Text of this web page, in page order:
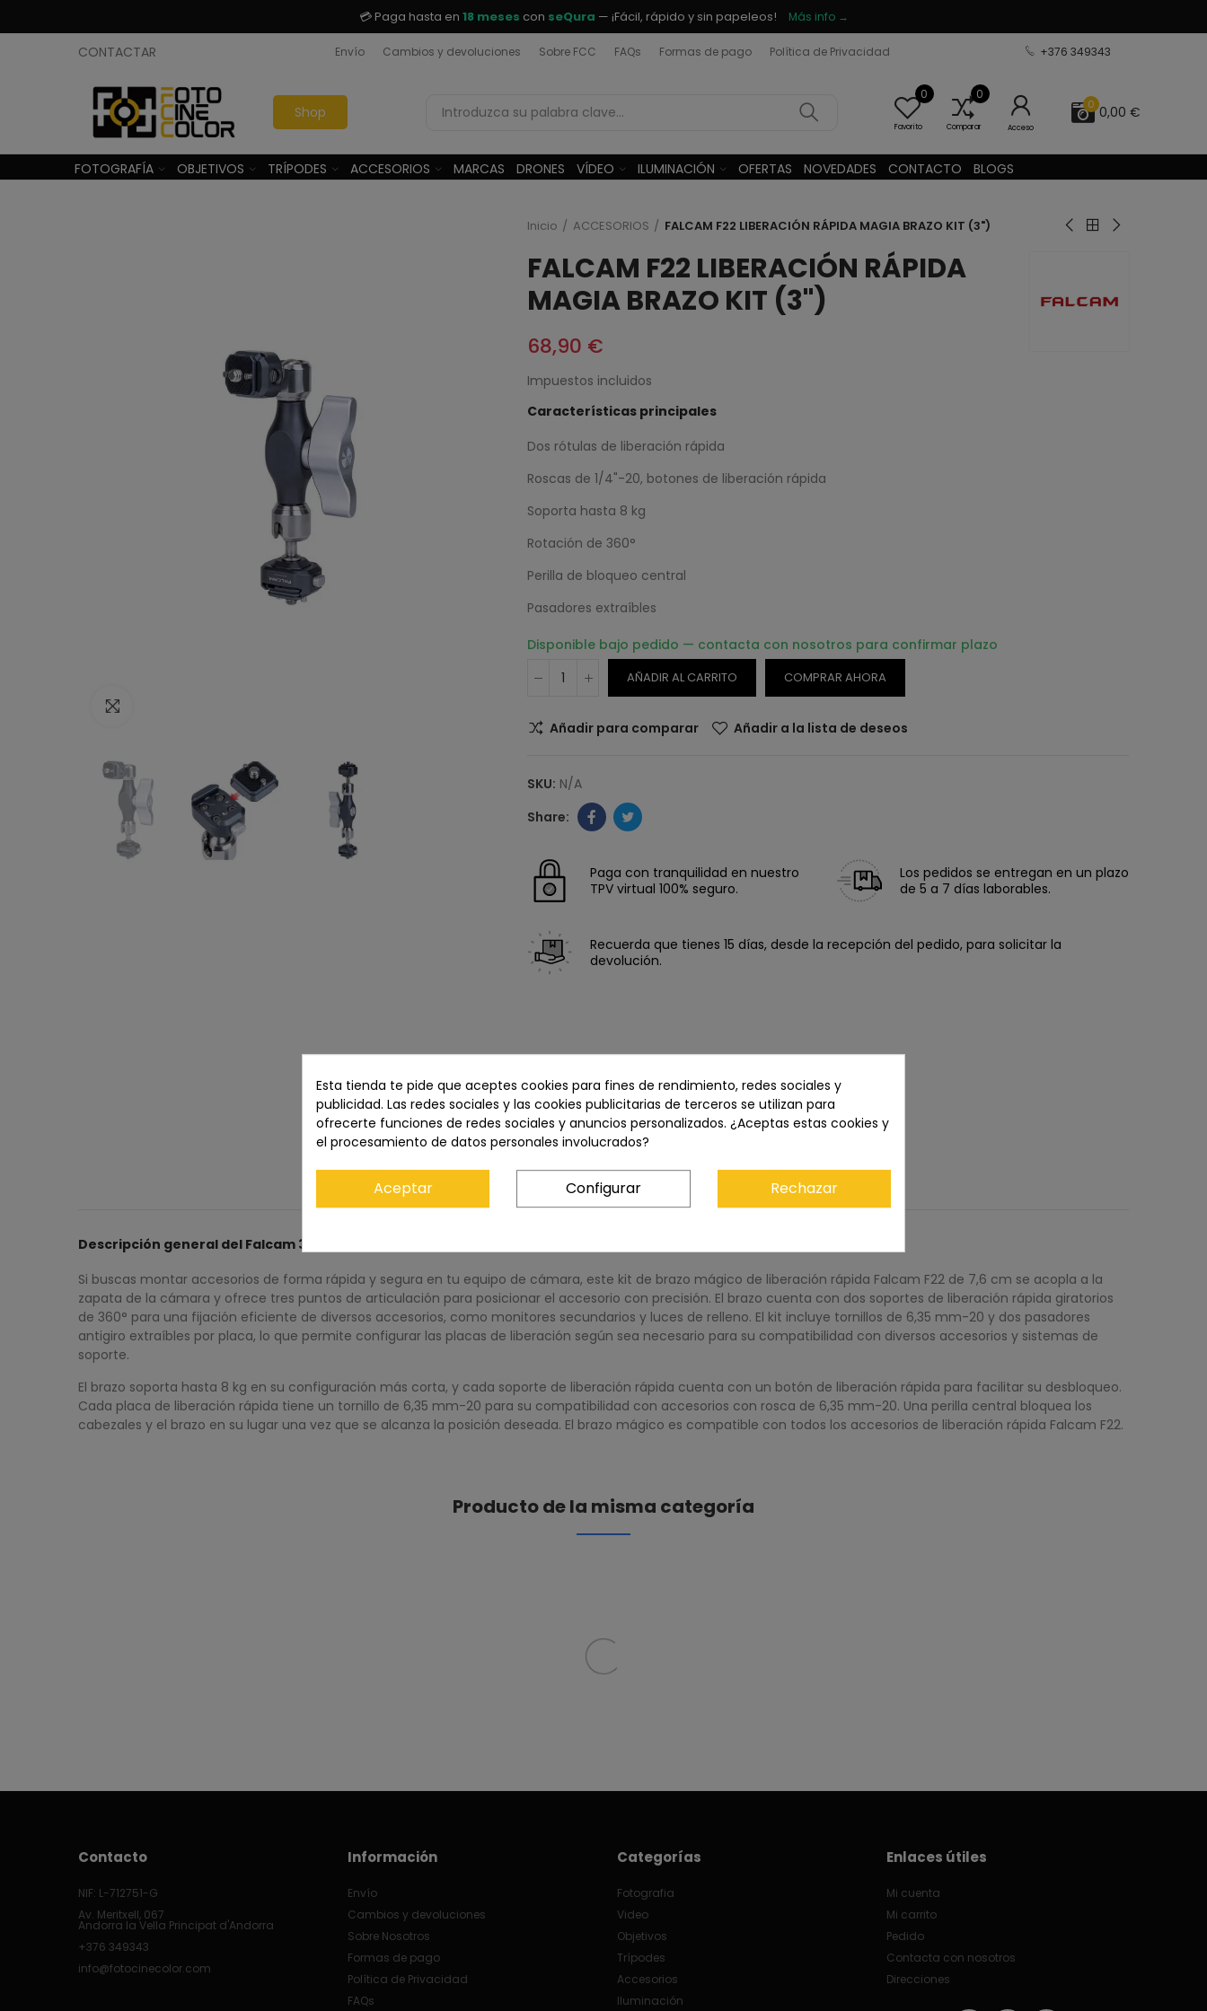
💳 Paga hasta en 18 meses con seQura — ¡Fácil, rápido y sin papeleos! Más info →
CONTACTAR Envío Cambios y devoluciones Sobre FCC FAQs Formas de pago Política de Privacidad +376 349343
Shop
0
Favorito
0
Comparar Acceso
0 0,00 €
FOTOGRAFÍA OBJETIVOS TRÍPODES ACCESORIOS MARCAS DRONES VÍDEO ILUMINACIÓN OFERTAS NOVEDADES CONTACTO BLOGS
Inicio ACCESORIOS FALCAM F22 LIBERACIÓN RÁPIDA MAGIA BRAZO KIT (3")
FALCAM F22 LIBERACIÓN RÁPIDA
MAGIA BRAZO KIT (3")
68,90 €
Impuestos incluidos
Características principales
Dos rótulas de liberación rápida
Roscas de 1/4"-20, botones de liberación rápida
Soporta hasta 8 kg
Rotación de 360°
Perilla de bloqueo central
Pasadores extraíbles
Disponible bajo pedido — contacta con nosotros para confirmar plazo
AÑADIR AL CARRITO COMPRAR AHORA
Añadir para comparar Añadir a la lista de deseos
SKU: N/A
Paga con tranquilidad en nuestro
TPV virtual 100% seguro.
Los pedidos se entregan en un plazo
de 5 a 7 días laborables.
Recuerda que tienes 15 días, desde la recepción del pedido, para solicitar la
devolución.
Características del producto
Descripción general del Falcam 3091
Si buscas montar accesorios de forma rápida y segura en tu equipo de cámara, este kit de brazo mágico de liberación rápida Falcam F22 de 7,6 cm se acopla a la
zapata de la cámara y ofrece tres puntos de articulación para posicionar el accesorio con precisión. El brazo cuenta con dos soportes de liberación rápida giratorios
de 360° para una fijación eficiente de diversos accesorios, como monitores secundarios y luces de relleno. El kit incluye tornillos de 6,35 mm-20 y dos pasadores
antigiro extraíbles por placa, lo que permite configurar las placas de liberación según sea necesario para su compatibilidad con diversos accesorios y sistemas de
soporte.
El brazo soporta hasta 8 kg en su configuración más corta, y cada soporte de liberación rápida cuenta con un botón de liberación rápida para facilitar su desbloqueo.
Cada placa de liberación rápida tiene un tornillo de 6,35 mm-20 para su compatibilidad con accesorios con rosca de 6,35 mm-20. Una perilla central bloquea los
cabezales y el brazo en su lugar una vez que se alcanza la posición deseada. El brazo mágico es compatible con todos los accesorios de liberación rápida Falcam F22.
Producto de la misma categoría
Contacto
NIF: L-712751-G
Av. Meritxell, 067
Andorra la Vella Principat d'Andorra
+376 349343
info@fotocinecolor.com
Información
Envío
Cambios y devoluciones
Sobre Nosotros
Formas de pago
Política de Privacidad
FAQs
Categorías
Fotografia
Video
Objetivos
Trípodes
Accesorios
Iluminación
Enlaces útiles
Mi cuenta
Mi carrito
Pedido
Contacta con nosotros
Direcciones
Esta tienda te pide que aceptes cookies para fines de rendimiento, redes sociales y
publicidad. Las redes sociales y las cookies publicitarias de terceros se utilizan para
ofrecerte funciones de redes sociales y anuncios personalizados. ¿Aceptas estas cookies y
el procesamiento de datos personales involucrados?
Aceptar Configurar Rechazar